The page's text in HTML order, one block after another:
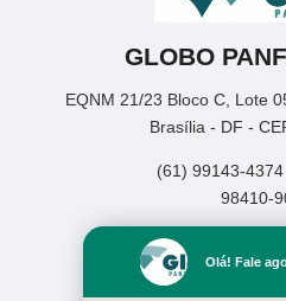
GLOBO
EQNM 21/23 Bloco C, Lote
Brasília - DF -
(61) 99143-
98410-
Empresa
Olá! Fale